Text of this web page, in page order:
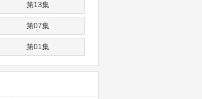
第13集
第07集
第01集